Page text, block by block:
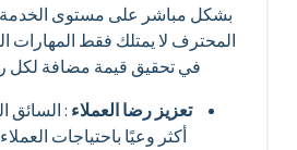
بشكل مباشر على مستوى الخدمة
المحترف لا يمتلك فقط المهارات
في تحقيق قيمة مضافة لكل
تعزيز رضا العملاء: السائق
أكثر وعيًا باحتياجات